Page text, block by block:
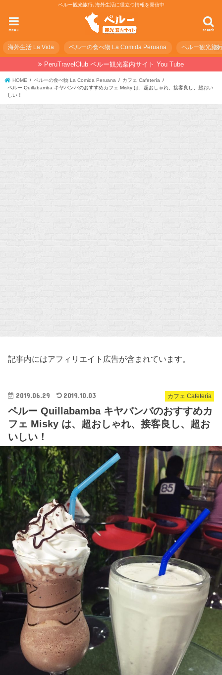
ペルー観光旅行､海外生活に役立つ情報を発信中
search
menu
海外生活 La Vida ペルーの食べ物 La Comida Peruana ペルー観光旅
PeruTravelClub ペルー観光案内サイト You Tube
HOME ペルーの食べ物 La Comida Peruana
カフェ Cafetería
ペルー Quillabamba キヤバンバのおすすめカフェ Misky は、超おしゃれ、接客良し、超おい
しい！
記事内にはアフィリエイト広告が含まれています。
カフェ Cafetería
2019.06.29 2019.10.03
ペルー Quillabamba キヤバンバのおすすめカ
フェ Misky は、超おしゃれ、接客良し、超お
いしい！